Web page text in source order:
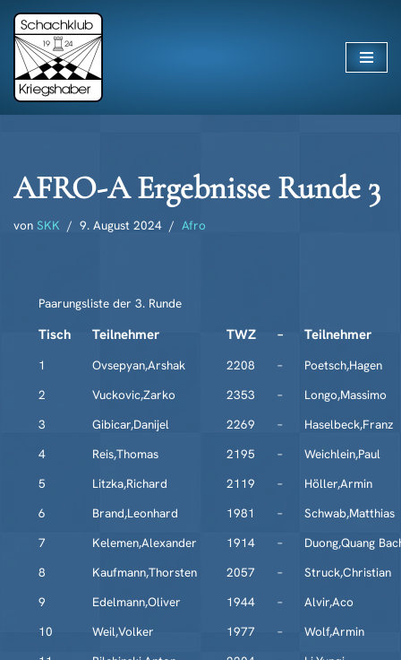
Zum
Inhalt
springen
AFRO-A Ergebnisse Runde 3
von SKK 9. August 2024 Afro
Paarungsliste der 3. Runde
Tisch Teilnehmer TWZ – Teilnehmer
1 Ovsepyan,Arshak 2208 –
Poetsch,Hagen
2
Vuckovic,Zarko 2353 –
Longo,Massimo
3
Gibicar,Danijel 2269 –
Haselbeck,Franz
4
Reis,Thomas 2195 –
Weichlein,Paul
5
Litzka,Richard 2119 –
Höller,Armin
6
Brand,Leonhard 1981 –
Schwab,Matthias
7
Kelemen,Alexander 1914 –
Duong,Quang
8
Kaufmann,Thorsten 2057 –
Struck,Christian
9
Edelmann,Oliver 1944 –
Alvir,Aco
10
Weil,Volker 1977 –
Wolf,Armin